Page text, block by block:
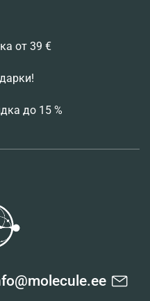
от 39 €
до 15 %